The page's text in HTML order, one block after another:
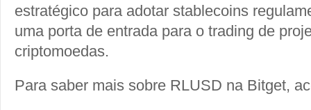
estratégico para adotar stablecoins
uma porta de entrada para o trading de
criptomoedas.
Para saber mais sobre RLUSD na Bitget,